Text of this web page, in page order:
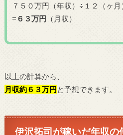
７５０万円（年収）÷１２（ヶ月
= ６３万円 （月収）
以上の計算から、
月収約６３万円と予想できます。
伊沢拓司が稼いだ年収の